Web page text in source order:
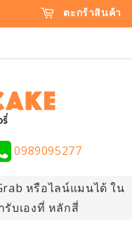
ตะกร้าสินค้า
0989095277
หรือไลน์แมนได้ ใน
รับเองที่ หลักสี่